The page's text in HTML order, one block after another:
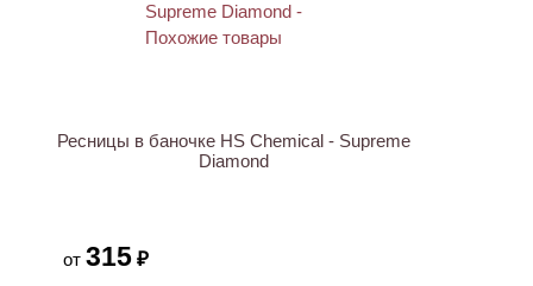
Ресницы в баночке HS Chemical - Supreme
Diamond
от 315 ₽